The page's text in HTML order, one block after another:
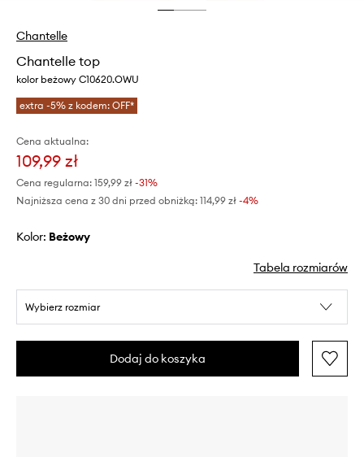
Chantelle
Chantelle top
kolor beżowy C10620.OWU
extra -5% z kodem: OFF*
Cena aktualna:
109,99 zł
Cena regularna: 159,99 zł -31%
Najniższa cena z 30 dni przed obniżką: 114,99 zł -4%
Kolor: beżowy
Tabela rozmiarów
Wybierz rozmiar
Dodaj do koszyka